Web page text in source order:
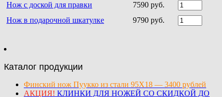
Нож с доской для правки
7590 руб.
Нож в подарочной шкатулке
9790 руб.
Каталог продукции
Финский нож Пуукко из стали 95Х18 — 3400 рублей
АКЦИЯ! КЛИНКИ ДЛЯ НОЖЕЙ СО СКИДКОЙ ДО